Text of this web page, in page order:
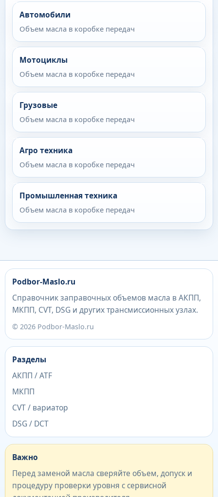
Автомобили
Объем масла в коробке передач
Мотоциклы
Объем масла в коробке передач
Грузовые
Объем масла в коробке передач
Агро техника
Объем масла в коробке передач
Промышленная техника
Объем масла в коробке передач
Podbor-Maslo.ru
Справочник заправочных объемов масла в АКПП,
МКПП, CVT, DSG и других трансмиссионных узлах.
© 2026 Podbor-Maslo.ru
Разделы
АКПП / ATF
МКПП
CVT / вариатор
DSG / DCT
Важно
Перед заменой масла сверяйте объем, допуск и
процедуру проверки уровня с сервисной